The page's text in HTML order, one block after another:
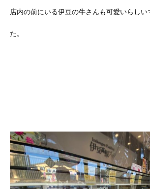
店内の前にいる伊豆の牛さんも可愛いらしい
た。